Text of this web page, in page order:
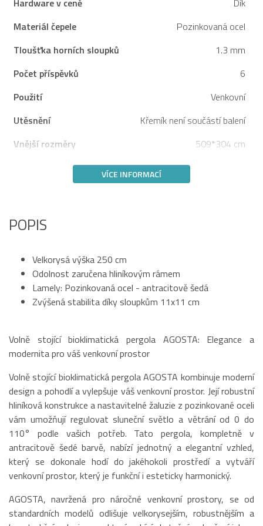
Materiál čepele
Pozinkovaná ocel
Tloušťka horních sloupků
1.3 mm
Počet příspěvků
6
Použití
Venkovní
Utěsnění
Křemík není součástí balení
Vnější rozměry
509*304 cm
VÍCE INFORMACÍ
POPIS
Velkorysá výška 250 cm
Odolnost zaručena hliníkovým rámem
Lamely: Pozinkovaná ocel - antracitově šedá
Zvýšená stabilita díky sloupkům 11x11 cm
Volně stojící bioklimatická pergola AGOSTA: Elegance a
modernita pro váš venkovní prostor
Volně stojící bioklimatická pergola AGOSTA kombinuje moderní
design a pohodlí a vylepšuje váš venkovní prostor. Její robustní
hliníková konstrukce a nastavitelné žaluzie z pozinkované oceli
vám umožňují regulovat sluneční světlo a větrání od 0 do
110° podle vašich potřeb. Tato pergola, kompletně v
antracitově šedé barvě, nabízí jednotný a elegantní vzhled,
který se dokonale hodí do jakéhokoli prostředí a vytváří
venkovní prostor, který je funkční i esteticky harmonický.
AGOSTA, navržená pro náročné venkovní prostory, se od
standardních modelů odlišuje velkorysejším, robustnějším a